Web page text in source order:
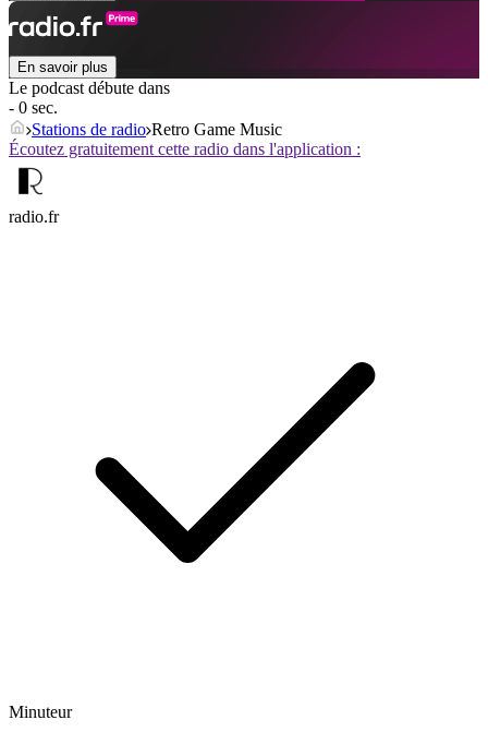
En savoir plus
Le podcast débute dans
- 0 sec.
Stations de radio Retro Game Music
Écoutez gratuitement cette radio dans l'application :
radio.fr
Minuteur